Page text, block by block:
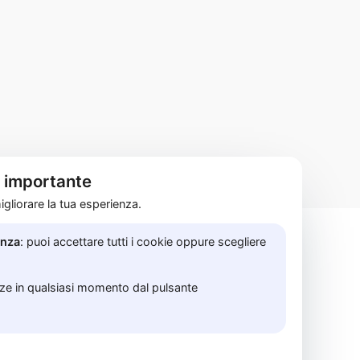
|
importante
la tua esperienza.
: puoi accettare tutti i cookie oppure scegliere
in qualsiasi momento dal pulsante